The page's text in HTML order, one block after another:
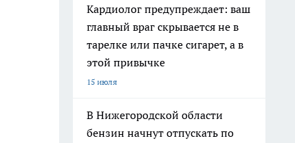
Кардиолог предупреждает: ваш
главный враг скрывается не в
тарелке или пачке сигарет, а в
этой привычке
15 июля
В Нижегородской области
бензин начнут отпускать по